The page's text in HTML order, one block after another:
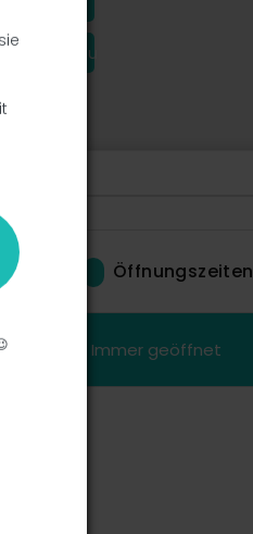
hinzu
Öffnungszeiten
Immer geöffnet